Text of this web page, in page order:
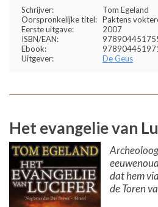
Schrijver:
Tom Egeland
Oorspronkelijke titel: Paktens
Eerste uitgave:
2007
ISBN/EAN:
Ebook:
Uitgever:
De Geus
Het evangelie van
dat hem
de Toren